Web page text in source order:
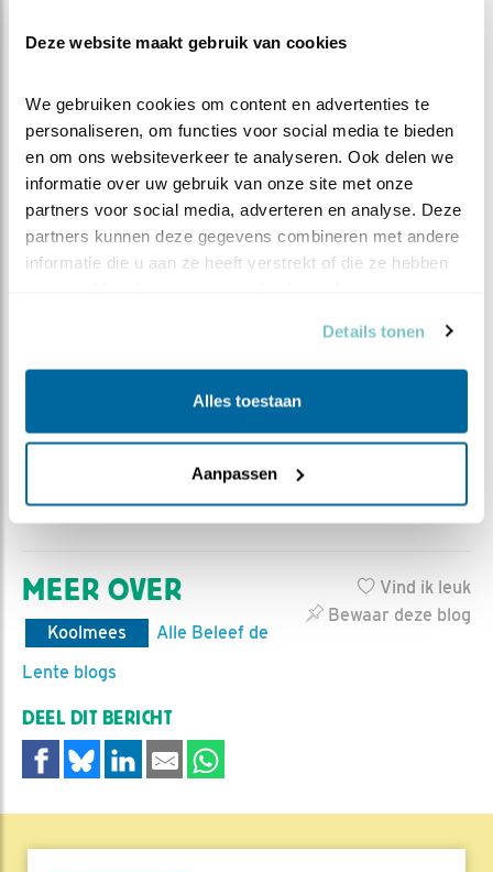
Deze website maakt gebruik van cookies
We gebruiken cookies om content en advertenties te
personaliseren, om functies voor social media te bieden
en om ons websiteverkeer te analyseren. Ook delen we
informatie over uw gebruik van onze site met onze
partners voor social media, adverteren en analyse. Deze
partners kunnen deze gegevens combineren met andere
informatie die u aan ze heeft verstrekt of die ze hebben
Details tonen
Alles toestaan
Aanpassen
Als je weet waar je op moet letten en met een beetje
meer door elkaar halen 😊.
Pimpelmees | Foto: Jennifer Romeijn
Vind ik leuk
Bewaar deze blog
MEER OVER
Koolmees
Alle Beleef de
Lente blogs
DEEL DIT BERICHT